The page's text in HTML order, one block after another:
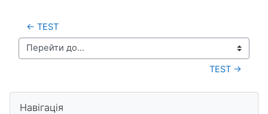
← TEST
Перейти до...
TEST →
Блоки
Навігація